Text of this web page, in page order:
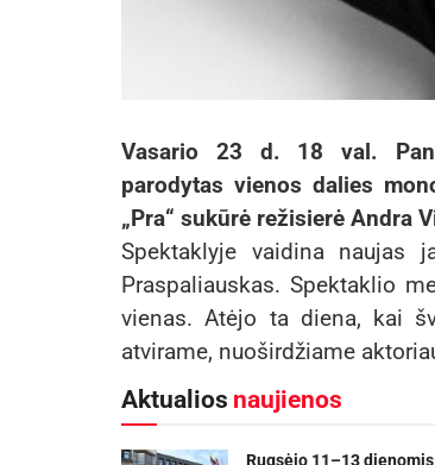
Vasario 23 d. 18 val.
parodytas vienos dalies
„Pra“ sukūrė režisierė Andra
Spektaklyje vaidina naujas
Praspaliauskas. Spektaklio
vienas. Atėjo ta diena, kai
atvirame, nuoširdžiame
Aktualios naujienos
Rugsėjo 11–13